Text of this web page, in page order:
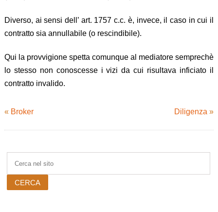
Diverso, ai sensi dell’ art. 1757 c.c. è, invece, il caso in cui il
contratto sia annullabile (o rescindibile).
Qui la provvigione spetta comunque al mediatore semprechè
lo stesso non conoscesse i vizi da cui risultava inficiato il
contratto invalido.
« Broker Diligenza »